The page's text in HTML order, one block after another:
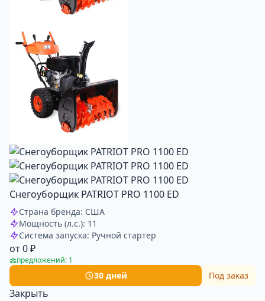
Снегоуборщик PATRIOT PRO 1100 ED
Страна бренда: США
Мощность (л.с.): 11
Система запуска: Ручной стартер
от 0 ₽
предложений: 1
30 дней Под заказ
Закрыть